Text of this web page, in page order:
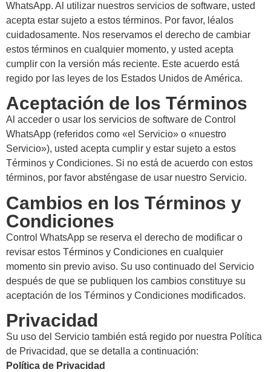
WhatsApp. Al utilizar nuestros servicios de software, usted
acepta estar sujeto a estos términos. Por favor, léalos
cuidadosamente. Nos reservamos el derecho de cambiar
estos términos en cualquier momento, y usted acepta
cumplir con la versión más reciente. Este acuerdo está
regido por las leyes de los Estados Unidos de América.
Aceptación de los Términos
Al acceder o usar los servicios de software de Control
WhatsApp (referidos como «el Servicio» o «nuestro
Servicio»), usted acepta cumplir y estar sujeto a estos
Términos y Condiciones. Si no está de acuerdo con estos
términos, por favor absténgase de usar nuestro Servicio.
Cambios en los Términos y
Condiciones
Control WhatsApp se reserva el derecho de modificar o
revisar estos Términos y Condiciones en cualquier
momento sin previo aviso. Su uso continuado del Servicio
después de que se publiquen los cambios constituye su
aceptación de los Términos y Condiciones modificados.
Privacidad
Su uso del Servicio también está regido por nuestra Política
de Privacidad, que se detalla a continuación:
Política de Privacidad